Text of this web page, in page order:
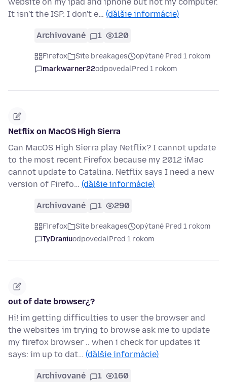
website on my ipad and iphone but not my computer.
It isn't the ISP. I don't e… (ďalšie informácie)
Archivované 1 120
Firefox Site breakages
opýtané Pred 1 rokom
markwarner22odpovedalPred 1 rokom
Netflix on MacOS High Sierra
Can MacOS High Sierra play Netflix? I cannot update
to the most recent Firefox because my 2012 iMac
cannot update to Catalina. Netflix says I need a new
version of Firefo… (ďalšie informácie)
Archivované 1 290
Firefox Site breakages
opýtané Pred 1 rokom
TyDraniuodpovedalPred 1 rokom
out of date browser¿?
Hi! im getting difficulties to user the browser and
the websites im trying to browse ask me to update
my firefox browser .. when i check for updates it
says: im up to dat… (ďalšie informácie)
Archivované 1 160